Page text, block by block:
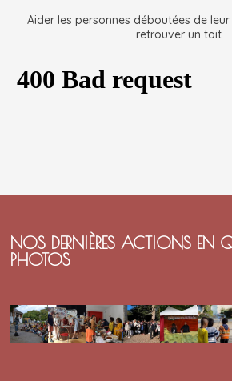
Aider les personnes déboutées de
retrouver un toit
NOS DERNIÈRES ACTIONS EN
PHOTOS